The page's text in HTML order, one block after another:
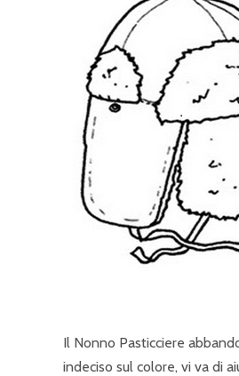
Il Nonno Pasticciere
indeciso sul colore, vi va di